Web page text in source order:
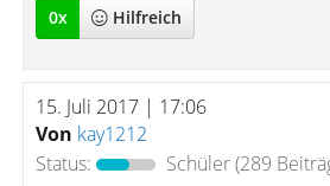
0x Hilfreich
15. Juli 2017 | 17:06
Von kay1212
Status:
Schüler(289